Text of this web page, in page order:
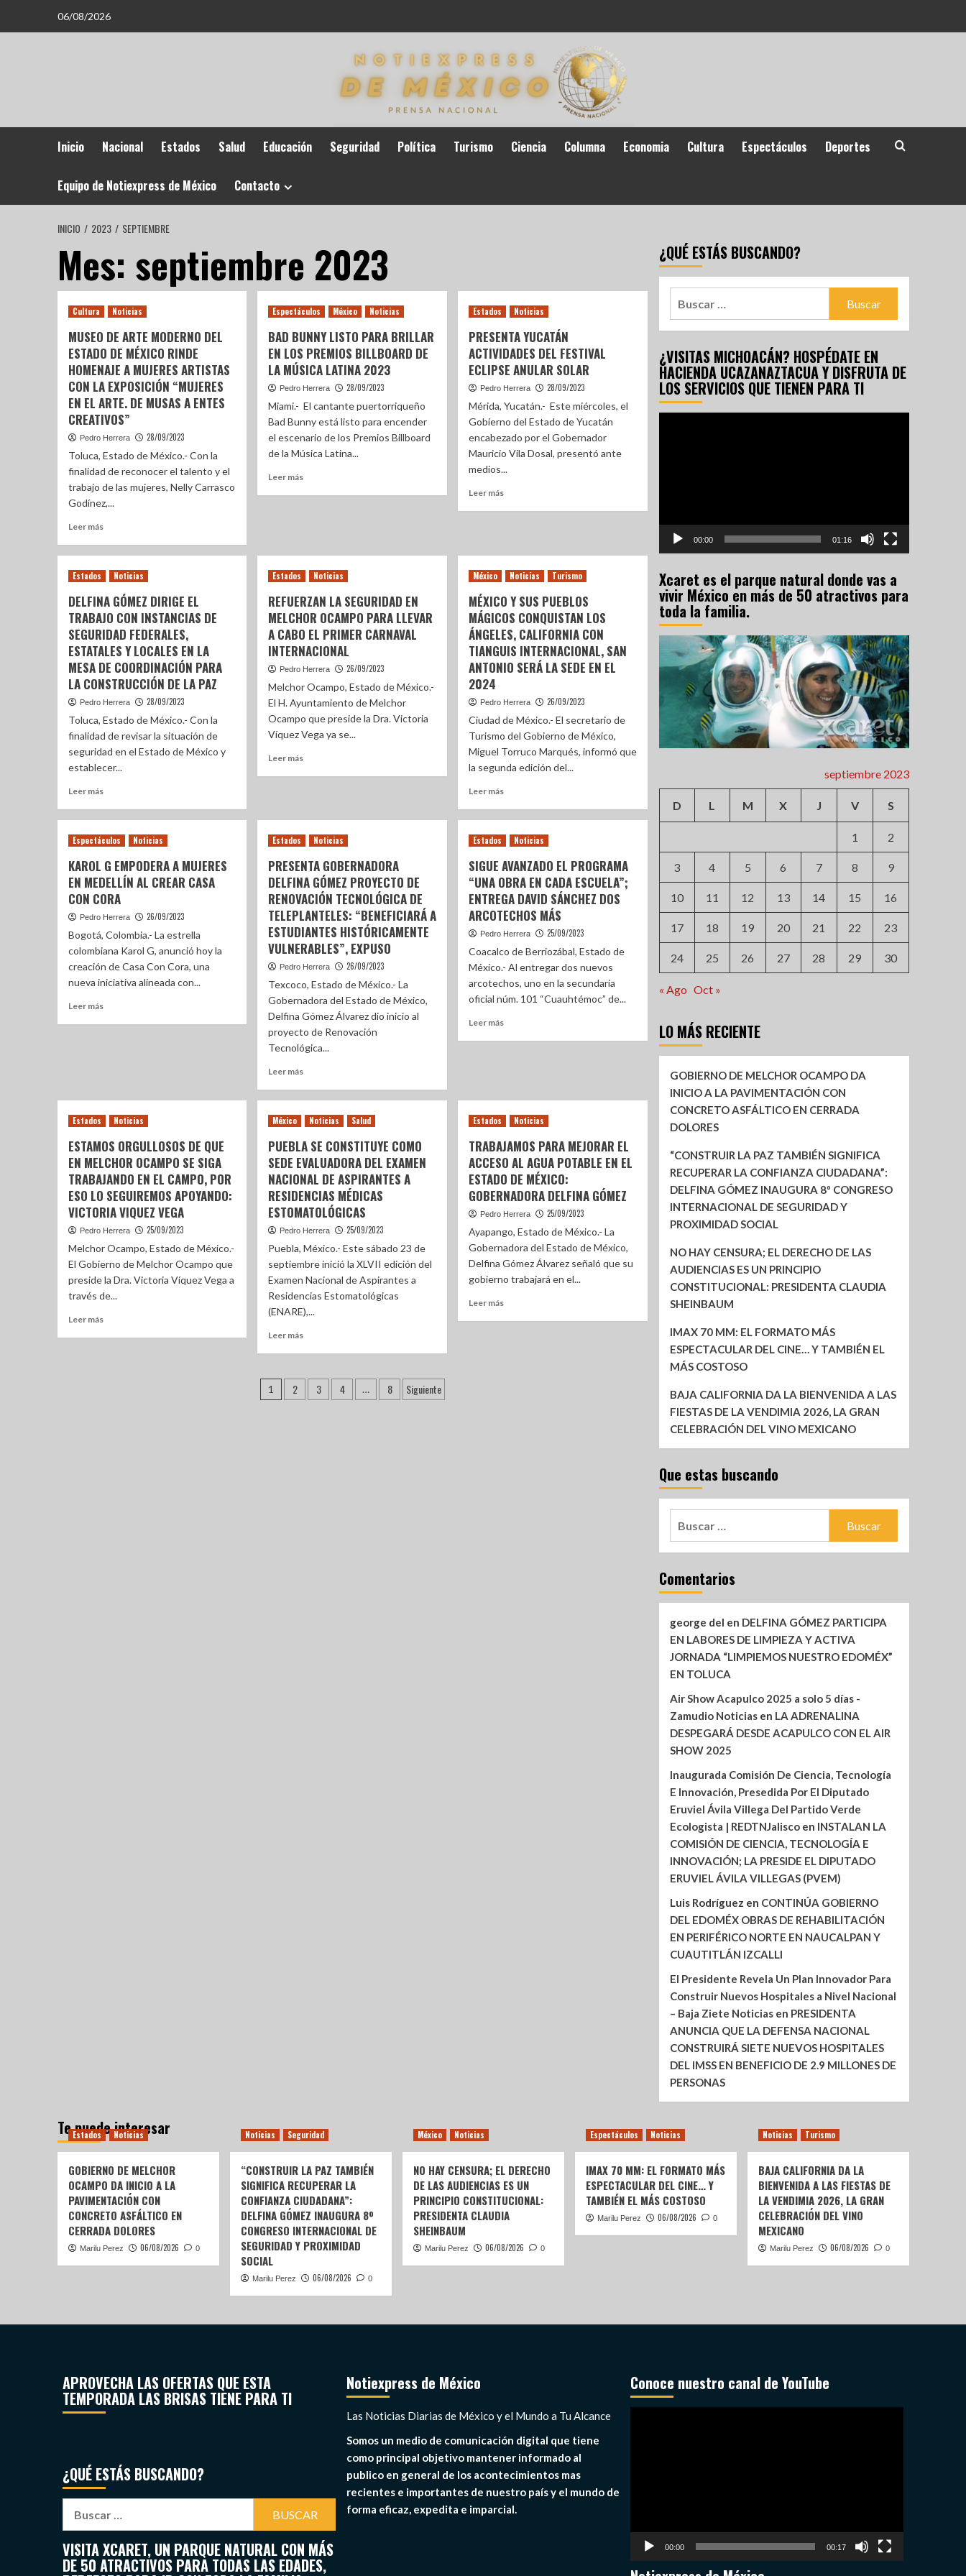
06/08/2026
Inicio Nacional Estados Salud Educación Seguridad Política Turismo Ciencia Columna Economia Cultura Espectáculos Deportes
Equipo de Notiexpress de México Contacto
INICIO 2023 SEPTIEMBRE
Mes: septiembre 2023
Cultura Noticias
MUSEO DE ARTE MODERNO DEL
ESTADO DE MÉXICO RINDE
HOMENAJE A MUJERES ARTISTAS
CON LA EXPOSICIÓN “MUJERES
EN EL ARTE. DE MUSAS A ENTES
CREATIVOS”
Pedro Herrera 28/09/2023
Toluca, Estado de México.- Con la
finalidad de reconocer el talento y el
trabajo de las mujeres, Nelly Carrasco
Godínez,...
Leer más
Espectáculos México Noticias
BAD BUNNY LISTO PARA BRILLAR
EN LOS PREMIOS BILLBOARD DE
LA MÚSICA LATINA 2023
Pedro Herrera 28/09/2023
Miami.- El cantante puertorriqueño
Bad Bunny está listo para encender
el escenario de los Premios Billboard
de la Música Latina...
Leer más
Estados Noticias
PRESENTA YUCATÁN
ACTIVIDADES DEL FESTIVAL
ECLIPSE ANULAR SOLAR
Pedro Herrera 28/09/2023
Mérida, Yucatán.- Este miércoles, el
Gobierno del Estado de Yucatán
encabezado por el Gobernador
Mauricio Vila Dosal, presentó ante
medios...
Leer más
Estados Noticias
DELFINA GÓMEZ DIRIGE EL
TRABAJO CON INSTANCIAS DE
SEGURIDAD FEDERALES,
ESTATALES Y LOCALES EN LA
MESA DE COORDINACIÓN PARA
LA CONSTRUCCIÓN DE LA PAZ
Pedro Herrera 28/09/2023
Toluca, Estado de México.- Con la
finalidad de revisar la situación de
seguridad en el Estado de México y
establecer...
Leer más
Estados Noticias
REFUERZAN LA SEGURIDAD EN
MELCHOR OCAMPO PARA LLEVAR
A CABO EL PRIMER CARNAVAL
INTERNACIONAL
Pedro Herrera 26/09/2023
Melchor Ocampo, Estado de México.-
El H. Ayuntamiento de Melchor
Ocampo que preside la Dra. Victoria
Víquez Vega ya se...
Leer más
México Noticias Turismo
MÉXICO Y SUS PUEBLOS
MÁGICOS CONQUISTAN LOS
ÁNGELES, CALIFORNIA CON
TIANGUIS INTERNACIONAL, SAN
ANTONIO SERÁ LA SEDE EN EL
2024
Pedro Herrera 26/09/2023
Ciudad de México.- El secretario de
Turismo del Gobierno de México,
Miguel Torruco Marqués, informó que
la segunda edición del...
Leer más
Espectáculos Noticias
KAROL G EMPODERA A MUJERES
EN MEDELLÍN AL CREAR CASA
CON CORA
Pedro Herrera 26/09/2023
Bogotá, Colombia.- La estrella
colombiana Karol G, anunció hoy la
creación de Casa Con Cora, una
nueva iniciativa alineada con...
Leer más
Estados Noticias
PRESENTA GOBERNADORA
DELFINA GÓMEZ PROYECTO DE
RENOVACIÓN TECNOLÓGICA DE
TELEPLANTELES: “BENEFICIARÁ A
ESTUDIANTES HISTÓRICAMENTE
VULNERABLES”, EXPUSO
Pedro Herrera 26/09/2023
Texcoco, Estado de México.- La
Gobernadora del Estado de México,
Delfina Gómez Álvarez dio inicio al
proyecto de Renovación
Tecnológica...
Leer más
Estados Noticias
SIGUE AVANZADO EL PROGRAMA
“UNA OBRA EN CADA ESCUELA”;
ENTREGA DAVID SÁNCHEZ DOS
ARCOTECHOS MÁS
Pedro Herrera 25/09/2023
Coacalco de Berriozábal, Estado de
México.- Al entregar dos nuevos
arcotechos, uno en la secundaria
oficial núm. 101 “Cuauhtémoc” de...
Leer más
Estados Noticias
ESTAMOS ORGULLOSOS DE QUE
EN MELCHOR OCAMPO SE SIGA
TRABAJANDO EN EL CAMPO, POR
ESO LO SEGUIREMOS APOYANDO:
VICTORIA VIQUEZ VEGA
Pedro Herrera 25/09/2023
Melchor Ocampo, Estado de México.-
El Gobierno de Melchor Ocampo que
preside la Dra. Victoria Víquez Vega a
través de...
Leer más
México Noticias Salud
PUEBLA SE CONSTITUYE COMO
SEDE EVALUADORA DEL EXAMEN
NACIONAL DE ASPIRANTES A
RESIDENCIAS MÉDICAS
ESTOMATOLÓGICAS
Pedro Herrera 25/09/2023
Puebla, México.- Este sábado 23 de
septiembre inició la XLVII edición del
Examen Nacional de Aspirantes a
Residencias Estomatológicas
(ENARE),...
Leer más
Estados Noticias
TRABAJAMOS PARA MEJORAR EL
ACCESO AL AGUA POTABLE EN EL
ESTADO DE MÉXICO:
GOBERNADORA DELFINA GÓMEZ
Pedro Herrera 25/09/2023
Ayapango, Estado de México.- La
Gobernadora del Estado de México,
Delfina Gómez Álvarez señaló que su
gobierno trabajará en el...
Leer más
1 2 3 4 … 8 Siguiente
¿QUÉ ESTÁS BUSCANDO?
¿VISITAS MICHOACÁN? HOSPÉDATE EN
HACIENDA UCAZANAZTACUA Y DISFRUTA DE
LOS SERVICIOS QUE TIENEN PARA TI
00:00 01:16
Xcaret es el parque natural donde vas a
vivir México en más de 50 atractivos para
toda la familia.
septiembre 2023
D L M X J V S
1 2
3 4 5 6 7 8 9
10 11 12 13 14 15 16
17 18 19 20 21 22 23
24 25 26 27 28 29 30
« Ago Oct »
LO MÁS RECIENTE
GOBIERNO DE MELCHOR OCAMPO DA
INICIO A LA PAVIMENTACIÓN CON
CONCRETO ASFÁLTICO EN CERRADA
DOLORES
“CONSTRUIR LA PAZ TAMBIÉN SIGNIFICA
RECUPERAR LA CONFIANZA CIUDADANA”:
DELFINA GÓMEZ INAUGURA 8º CONGRESO
INTERNACIONAL DE SEGURIDAD Y
PROXIMIDAD SOCIAL
NO HAY CENSURA; EL DERECHO DE LAS
AUDIENCIAS ES UN PRINCIPIO
CONSTITUCIONAL: PRESIDENTA CLAUDIA
SHEINBAUM
IMAX 70 MM: EL FORMATO MÁS
ESPECTACULAR DEL CINE… Y TAMBIÉN EL
MÁS COSTOSO
BAJA CALIFORNIA DA LA BIENVENIDA A LAS
FIESTAS DE LA VENDIMIA 2026, LA GRAN
CELEBRACIÓN DEL VINO MEXICANO
Que estas buscando
Comentarios
george del en DELFINA GÓMEZ PARTICIPA
EN LABORES DE LIMPIEZA Y ACTIVA
JORNADA “LIMPIEMOS NUESTRO EDOMÉX”
EN TOLUCA
Air Show Acapulco 2025 a solo 5 días -
Zamudio Noticiasen LA ADRENALINA
DESPEGARÁ DESDE ACAPULCO CON EL AIR
SHOW 2025
Inaugurada Comisión De Ciencia, Tecnología
E Innovación, Presedida Por El Diputado
Eruviel Ávila Villega Del Partido Verde
Ecologista | REDTNJaliscoen INSTALAN LA
COMISIÓN DE CIENCIA, TECNOLOGÍA E
INNOVACIÓN; LA PRESIDE EL DIPUTADO
ERUVIEL ÁVILA VILLEGAS (PVEM)
Luis Rodríguez en CONTINÚA GOBIERNO
DEL EDOMÉX OBRAS DE REHABILITACIÓN
EN PERIFÉRICO NORTE EN NAUCALPAN Y
CUAUTITLÁN IZCALLI
El Presidente Revela Un Plan Innovador Para
Construir Nuevos Hospitales a Nivel Nacional
– Baja Ziete Noticiasen PRESIDENTA
ANUNCIA QUE LA DEFENSA NACIONAL
CONSTRUIRÁ SIETE NUEVOS HOSPITALES
DEL IMSS EN BENEFICIO DE 2.9 MILLONES DE
PERSONAS
Te puede interesar
Estados Noticias
GOBIERNO DE MELCHOR
OCAMPO DA INICIO A LA
PAVIMENTACIÓN CON
CONCRETO ASFÁLTICO EN
CERRADA DOLORES
Marilu Perez 06/08/2026 0
Noticias Seguridad
“CONSTRUIR LA PAZ TAMBIÉN
SIGNIFICA RECUPERAR LA
CONFIANZA CIUDADANA”:
DELFINA GÓMEZ INAUGURA 8º
CONGRESO INTERNACIONAL DE
SEGURIDAD Y PROXIMIDAD
SOCIAL
Marilu Perez 06/08/2026 0
México Noticias
NO HAY CENSURA; EL DERECHO
DE LAS AUDIENCIAS ES UN
PRINCIPIO CONSTITUCIONAL:
PRESIDENTA CLAUDIA
SHEINBAUM
Marilu Perez 06/08/2026 0
Espectáculos Noticias
IMAX 70 MM: EL FORMATO MÁS
ESPECTACULAR DEL CINE… Y
TAMBIÉN EL MÁS COSTOSO
Marilu Perez 06/08/2026 0
Noticias Turismo
BAJA CALIFORNIA DA LA
BIENVENIDA A LAS FIESTAS DE
LA VENDIMIA 2026, LA GRAN
CELEBRACIÓN DEL VINO
MEXICANO
Marilu Perez 06/08/2026 0
APROVECHA LAS OFERTAS QUE ESTA
TEMPORADA LAS BRISAS TIENE PARA TI
¿QUÉ ESTÁS BUSCANDO?
VISITA XCARET, UN PARQUE NATURAL CON MÁS
DE 50 ATRACTIVOS PARA TODAS LAS EDADES,
Notiexpress de México
Las Noticias Diarias de México y el Mundo a Tu Alcance
Somos un medio de comunicación digital que tiene
como principal objetivo mantener informado al
publico en general de los acontecimientos mas
recientes e importantes de nuestro país y el mundo de
forma eficaz, expedita e imparcial.
Conoce nuestro canal de YouTube
00:00 00:17